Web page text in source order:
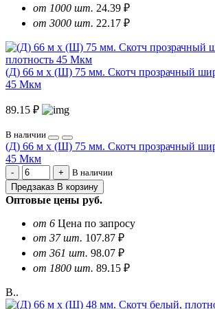
от 1000 шт. 24.39 ₽
от 3000 шт. 22.17 ₽
(Д) 66 м х (Ш) 75 мм. Скотч прозрачный
45 Мкм
89.15 ₽
В наличии
(Д) 66 м х (Ш) 75 мм. Скотч прозрачный
45 Мкм
В наличии
Предзаказ В корзину
Оптовые цены руб.
от 6 Цена по запросу
от 37 шт. 107.87 ₽
от 361 шт. 98.07 ₽
от 1800 шт. 89.15 ₽
В..